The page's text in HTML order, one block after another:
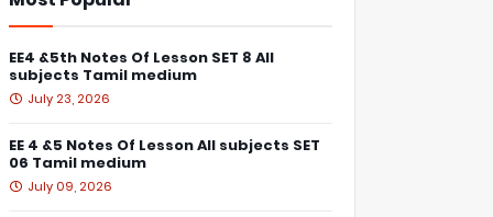
EE4 &5th Notes Of Lesson SET 8 All
subjects Tamil medium
July 23, 2026
EE 4 &5 Notes Of Lesson All subjects SET
06 Tamil medium
July 09, 2026